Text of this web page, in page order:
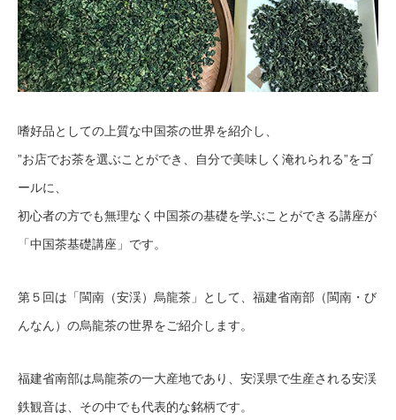
嗜好品としての上質な中国茶の世界を紹介し、
”お店でお茶を選ぶことができ、自分で美味しく淹れられる”をゴ
ールに、
初心者の方でも無理なく中国茶の基礎を学ぶことができる講座が
「中国茶基礎講座」です。
第５回は「閩南（安渓）烏龍茶」として、福建省南部（閩南・び
んなん）の烏龍茶の世界をご紹介します。
福建省南部は烏龍茶の一大産地であり、安渓県で生産される安渓
鉄観音は、その中でも代表的な銘柄です。